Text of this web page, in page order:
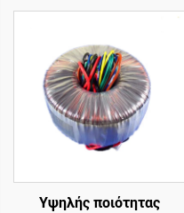
Υψηλής ποιότητας